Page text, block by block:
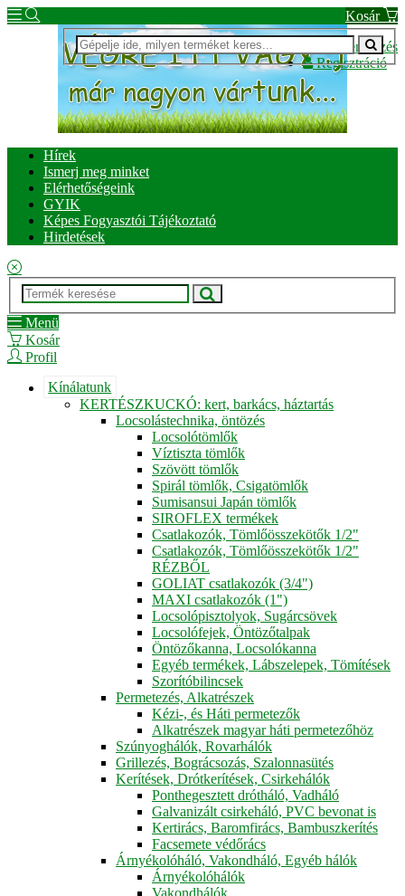
Kosár
Bejelentkezés
Regisztráció
Hírek
Ismerj meg minket
Elérhetőségeink
GYIK
Képes Fogyasztói Tájékoztató
Hirdetések
Menü
Kosár
Profil
Kínálatunk
KERTÉSZKUCKÓ: kert, barkács, háztartás
Locsolástechnika, öntözés
Locsolótömlők
Víztiszta tömlők
Szövött tömlők
Spirál tömlők, Csigatömlők
Sumisansui Japán tömlők
SIROFLEX termékek
Csatlakozók, Tömlőösszekötők 1/2"
Csatlakozók, Tömlőösszekötők 1/2"
RÉZBŐL
GOLIAT csatlakozók (3/4")
MAXI csatlakozók (1")
Locsolópisztolyok, Sugárcsövek
Locsolófejek, Öntözőtalpak
Öntözőkanna, Locsolókanna
Egyéb termékek, Lábszelepek, Tömítések
Szorítóbilincsek
Permetezés, Alkatrészek
Kézi-, és Háti permetezők
Alkatrészek magyar háti permetezőhöz
Szúnyoghálók, Rovarhálók
Grillezés, Bográcsozás, Szalonnasütés
Kerítések, Drótkerítések, Csirkehálók
Ponthegesztett drótháló, Vadháló
Galvanizált csirkeháló, PVC bevonat is
Kertirács, Baromfirács, Bambuszkerítés
Facsemete védőrács
Árnyékolóháló, Vakondháló, Egyéb hálók
Árnyékolóhálók
Vakondhálók